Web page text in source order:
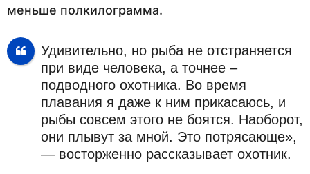
меньше полкилограмма.
Удивительно, но рыба не отстраняется
при виде человека, а точнее –
подводного охотника. Во время
плавания я даже к ним прикасаюсь, и
рыбы совсем этого не боятся. Наоборот,
они плывут за мной. Это потрясающе»,
— восторженно рассказывает охотник.